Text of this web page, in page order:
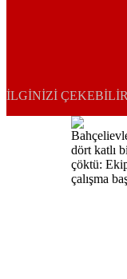
İLGINIZI ÇEKEBILIR